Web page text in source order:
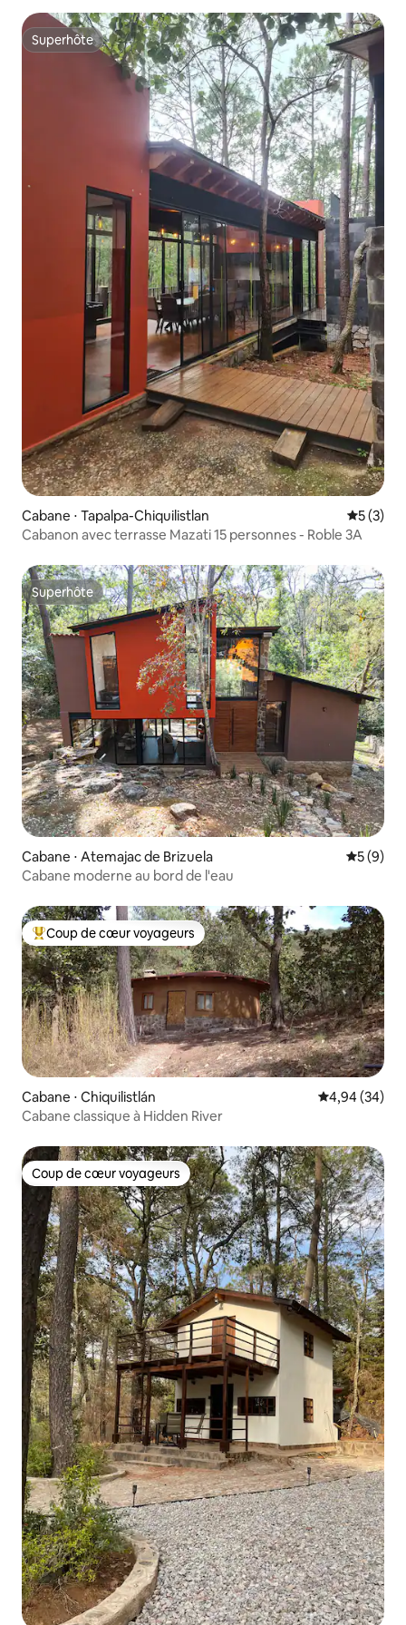
Superhôte
Superhôte
Cabane ⋅ Tapalpa-Chiquilistlan
5 (3)
Cabanon avec terrasse Mazati 15 personnes - Roble 3A
Superhôte
Superhôte
Cabane ⋅ Atemajac de Brizuela
5 (9)
Cabane moderne au bord de l'eau
Coups de cœur voyageurs les plus appréciés
Coup de cœur voyageurs
Cabane ⋅ Chiquilistlán Évaluation
4,94 (34)
Cabane classique à Hidden River
Coup de cœur voyageurs
Coup de cœur voyageurs